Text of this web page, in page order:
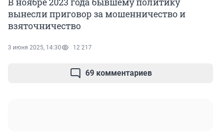
вынесли приговор за мошенничество и
взяточничество
3 июня 2025, 14:30 12 217
69 комментариев